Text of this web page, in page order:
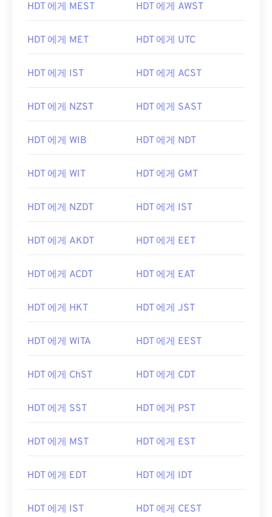
HDT 에게 MEST HDT 에게 AWST
HDT 에게 MET HDT 에게 UTC
HDT 에게 IST HDT 에게 ACST
HDT 에게 NZST HDT 에게 SAST
HDT 에게 WIB HDT 에게 NDT
HDT 에게 WIT HDT 에게 GMT
HDT 에게 NZDT HDT 에게 IST
HDT 에게 AKDT HDT 에게 EET
HDT 에게 ACDT HDT 에게 EAT
HDT 에게 HKT HDT 에게 JST
HDT 에게 WITA HDT 에게 EEST
HDT 에게 ChST HDT 에게 CDT
HDT 에게 SST HDT 에게 PST
HDT 에게 MST HDT 에게 EST
HDT 에게 EDT HDT 에게 IDT
HDT 에게 IST HDT 에게 CEST